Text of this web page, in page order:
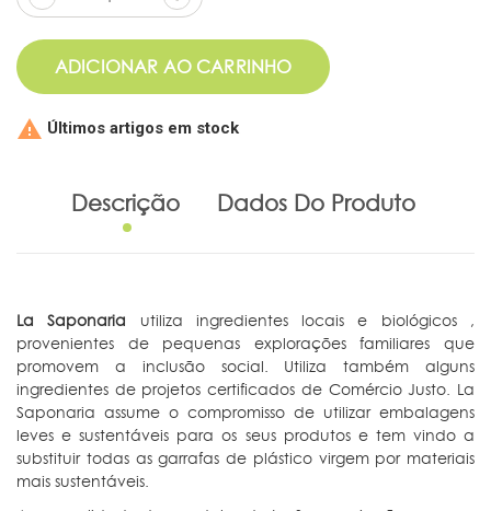
ADICIONAR AO CARRINHO
 Últimos artigos em stock
Descrição Dados Do Produto
La Saponaria utiliza ingredientes locais e biológicos ,
provenientes de pequenas explorações familiares que
promovem a inclusão social. Utiliza também alguns
ingredientes de projetos certificados de Comércio Justo. La
Saponaria assume o compromisso de utilizar embalagens
leves e sustentáveis para os seus produtos e tem vindo a
substituir todas as garrafas de plástico virgem por materiais
mais sustentáveis.